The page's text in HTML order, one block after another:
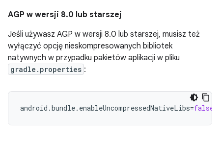
AGP w wersji 8.0 lub starszej
Jeśli używasz AGP w wersji 8.0 lub starszej, musisz też
wyłączyć opcję nieskompresowanych bibliotek
natywnych w przypadku pakietów aplikacji w pliku
gradle.properties :
android.bundle.enableUncompressedNativeLibs=false